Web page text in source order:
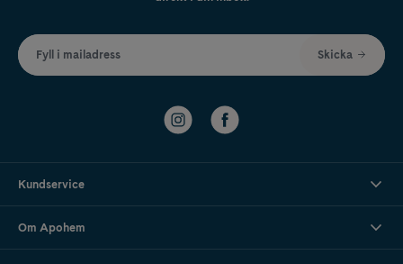
Fyll i mailadress Skicka
Kundservice
Om Apohem